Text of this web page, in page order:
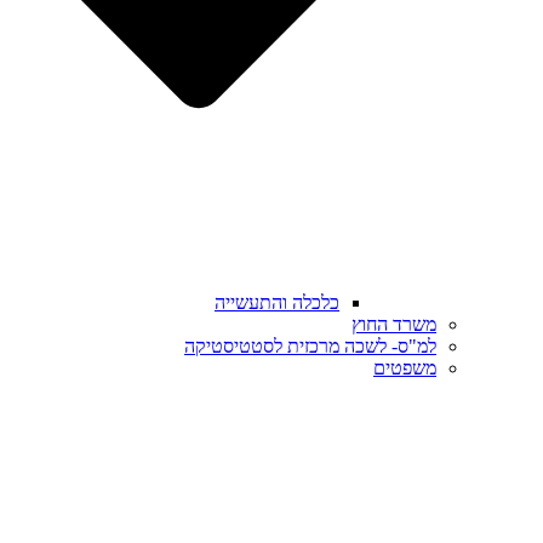
כלכלה והתעשייה
משרד החוץ
למ"ס- לשכה מרכזית לסטטיסטיקה
משפטים